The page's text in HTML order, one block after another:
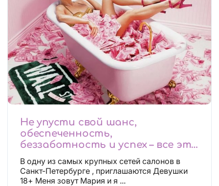
Не упусти свой шанс,
обеспеченность,
беззаботность и успех – все это
будет уже завтра, поспеши!
Лучшие условия!
В одну из самых крупных сетей салонов в
Санкт-Петербурге , приглашаются Девушки
18+ Меня зовут Мария и я ...